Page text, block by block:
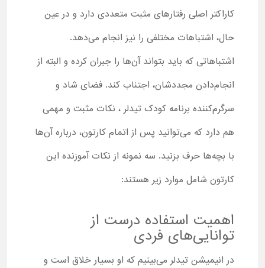
کاراکتر اصلی رفتارهای مثبت متعددی دارد و در عین
حال، اشتباهات مختلفی را نیز انجام می‌دهد.
اشتباهاتی که باید بتواند آن‌ها را جبران کرده و البته از
انجام‌دادن مجددشان، اجتناب کند. فضای شاد و
سرگرم‌کننده برنامه کودک تیدلر ، نکات مثبت و مهمی
هم دارد که می‌توانید پس از اتمام کارتون، درباره آن‌ها
با بچه‌ها حرف بزنید. سه نمونه از نکات آموزنده این
کارتون شامل موارد زیر هستند:
اهمیت استفاده درست از
توانایی‌های فردی
در انیمیشن تیدلر می‌بینیم که او بسیار خلاق است و